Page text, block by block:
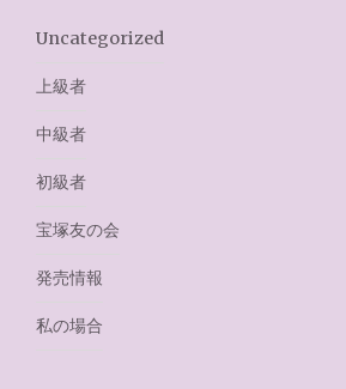
Uncategorized
上級者
中級者
初級者
宝塚友の会
発売情報
私の場合